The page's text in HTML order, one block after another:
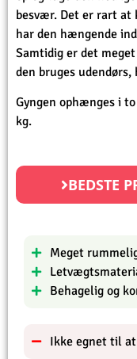
besvær. Det er rart at
har den hængende
Samtidig er det
den bruges
Gyngen ophænges i
kg.
BEDSTE
Meget
Behagelig og
Ikke egnet til